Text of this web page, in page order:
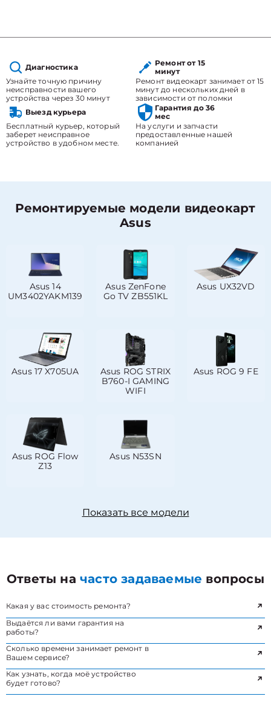
Диагностика
Узнайте точную причину
неисправности вашего
устройства через 30 минут
Ремонт от 15
минут
Ремонт видеокарт занимает от 15
минут до нескольких дней в
зависимости от поломки
Выезд курьера
Бесплатный курьер, который
заберет неисправное
устройство в удобном месте.
Гарантия до 36
мес
На услуги и запчасти
предоставленные нашей
компанией
Ремонтируемые модели видеокарт
Asus
Asus 14
UM3402YAKM139
Asus ZenFone
Go TV ZB551KL
Asus UX32VD
Asus 17 X705UA
Asus ROG STRIX
B760-I GAMING
WIFI
Asus ROG 9 FE
Asus ROG Flow
Z13
Asus N53SN
Показать все модели
Ответы начасто задаваемые вопросы
Какая у вас стоимость ремонта?
Выдаётся ли вами гарантия на
работы?
Сколько времени занимает ремонт в
Вашем сервисе?
Как узнать, когда моё устройство
будет готово?